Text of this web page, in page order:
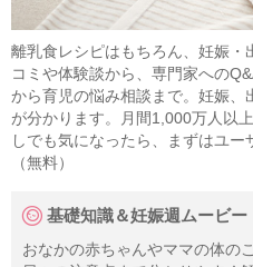
離乳食レシピはもちろん、妊娠・
コミや体験談から、専門家への
から育児の悩み相談まで。妊娠、
が分かります。月間1,000万人以
しでも気になったら、まずはユー
（無料）
基礎知識＆妊娠週ムービー
おなかの赤ちゃんやママの体の